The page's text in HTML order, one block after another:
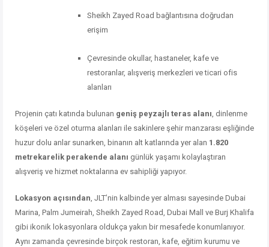
Sheikh Zayed Road bağlantısına doğrudan
erişim
Çevresinde okullar, hastaneler, kafe ve
restoranlar, alışveriş merkezleri veticari ofis
alanları
Projenin çatı katında bulunan geniş peyzajlı teras alanı, dinlenme
köşeleri ve özel oturma alanları ile sakinlere şehirmanzarası eşliğinde
huzur dolu anlar sunarken, binanın alt katlarında yer alan 1.820
metrekarelik perakende alanı günlük yaşamı kolaylaştıran
alışveriş ve hizmet noktalarına ev sahipliği yapıyor.
Lokasyon açısından, JLT’nin kalbinde yer alması sayesinde Dubai
Marina, Palm Jumeirah, Sheikh Zayed Road, Dubai Mall ve Burj Khalifa
gibi ikonik lokasyonlara oldukça yakın birmesafede konumlanıyor.
Aynı zamanda çevresinde birçok restoran, kafe, eğitim kurumu ve